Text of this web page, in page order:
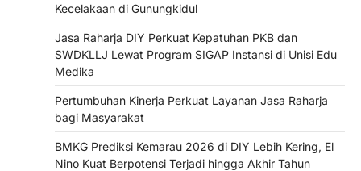
Kecelakaan di Gunungkidul
Jasa Raharja DIY Perkuat Kepatuhan PKB dan
SWDKLLJ Lewat Program SIGAP Instansi di Unisi Edu
Medika
Pertumbuhan Kinerja Perkuat Layanan Jasa Raharja
bagi Masyarakat
BMKG Prediksi Kemarau 2026 di DIY Lebih Kering, El
Nino Kuat Berpotensi Terjadi hingga Akhir Tahun